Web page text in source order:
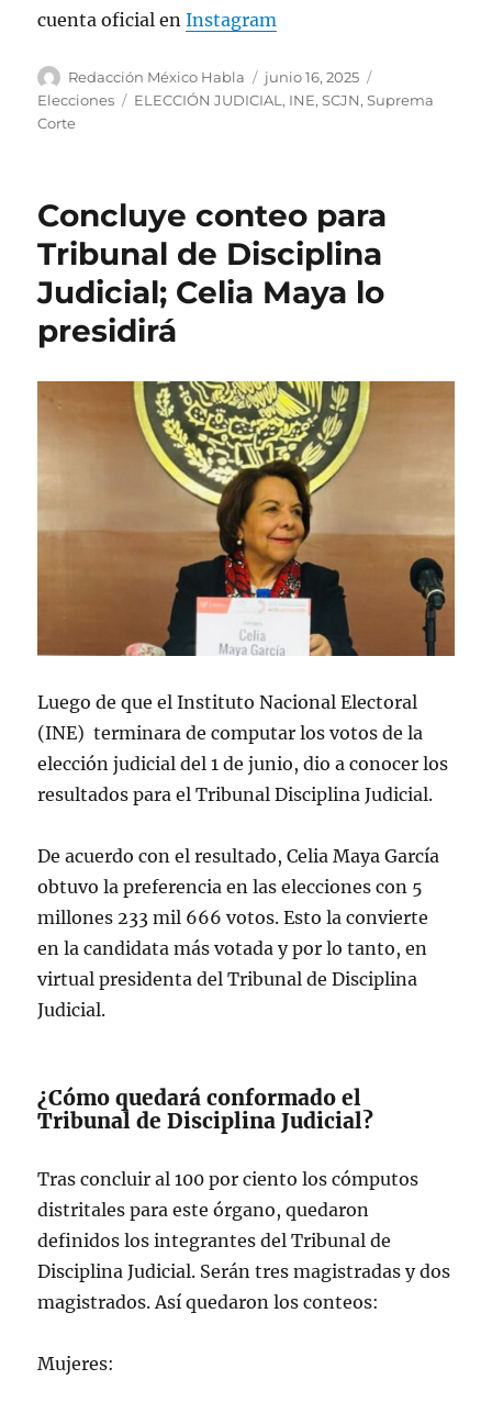
cuenta oficial enInstagram
A
u
t
Redacción México Habla
P
u
a
o
e
l
junio 16, 2025
a
r
s
Elecciones
E
e
a
s
ELECCIÓN JUDICIAL , INE,SCJN,Suprema
Corte
Concluye conteo para
Tribunal de Disciplina
Judicial; Celia Maya lo
presidirá
Luego de que el Instituto Nacional Electoral
(INE) terminara de computar los votos de la
elección judicial del 1 de junio, dio a conocer los
resultados para el Tribunal Disciplina Judicial.
De acuerdo con el resultado, Celia Maya García
obtuvo la preferencia en las elecciones con 5
millones 233 mil 666 votos. Esto la convierte
en la candidata más votada y por lo tanto, en
virtual presidenta del Tribunal de Disciplina
Judicial.
¿Cómo quedará conformado el
Tribunal de Disciplina Judicial?
Tras concluir al 100 por ciento los cómputos
distritales para este órgano, quedaron
definidos los integrantes del Tribunal de
Disciplina Judicial. Serán tres magistradas y dos
magistrados. Así quedaron los conteos:
Mujeres: